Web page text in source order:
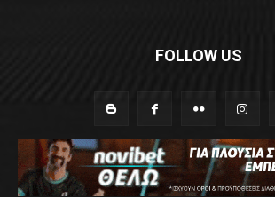
FOLLOW US